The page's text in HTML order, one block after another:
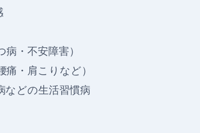
・不安障害）
・肩こりなど）
などの生活習慣病